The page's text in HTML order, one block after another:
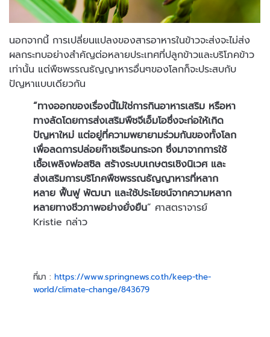
นอกจากนี้ การเปลี่ยนแปลงของสารอาหารในข้าวจะส่งจะไม่ส่ง
ผลกระทบอย่างสำคัญต่อหลายประเทศที่ปลูกข้าวและบริโภคข้าว
เท่านั้น แต่พืชพรรณธัญญาหารอื่นๆของโลกก็จะประสบกับ
ปัญหาแบบเดียวกัน
“ทางออกของเรื่องนี้ไม่ใช่การกินอาหารเสริม หรือหา
ทางลัดโดยการส่งเสริมพืชจีเอ็มโอซึ่งจะก่อให้เกิด
ปัญหาใหม่ แต่อยู่ที่ความพยายามร่วมกันของทั้งโลก
เพื่อลดการปล่อยก๊าซเรือนกระจก ซึ่งมาจากการใช้
เชื้อเพลิงฟอสซิล สร้างระบบเกษตรเชิงนิเวศ และ
ส่งเสริมการบริโภคพืชพรรณธัญญาหารที่หลาก
หลาย ฟื้นฟู พัฒนา และใช้ประโยชน์จากความหลาก
หลายทางชีวภาพอย่างยั่งยืน” ศาสตราจารย์
Kristie กล่าว
ที่มา :https://www.springnews.co.th/keep-the-
world/climate-change/843679